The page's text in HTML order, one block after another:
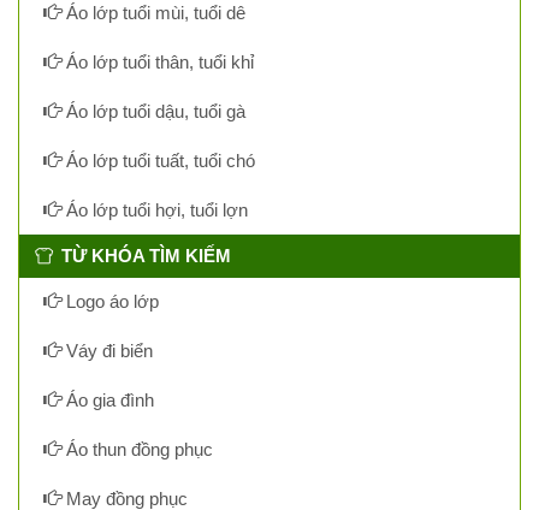
Áo lớp tuổi mùi, tuổi dê
Áo lớp tuổi thân, tuổi khỉ
Áo lớp tuổi dậu, tuổi gà
Áo lớp tuổi tuất, tuổi chó
Áo lớp tuổi hợi, tuổi lợn
TỪ KHÓA TÌM KIẾM
Logo áo lớp
Váy đi biển
Áo gia đình
Áo thun đồng phục
May đồng phục